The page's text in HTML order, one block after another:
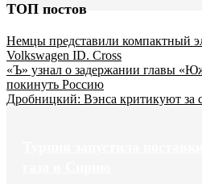
ТОП постов
Немцы представили компактный
Volkswagen ID. Cross
«Ъ» узнал о задержании главы
покинуть Россию
Дробницкий: Вэнса критикуют за